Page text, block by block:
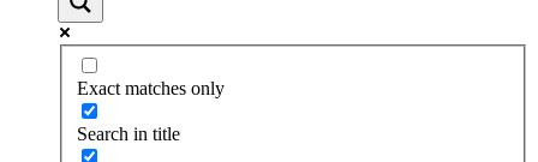
Exact matches only
Search in title